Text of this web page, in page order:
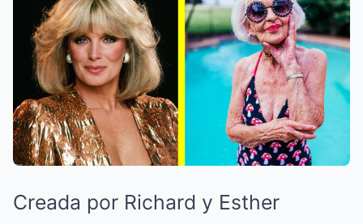
Creada por Richard y Esther